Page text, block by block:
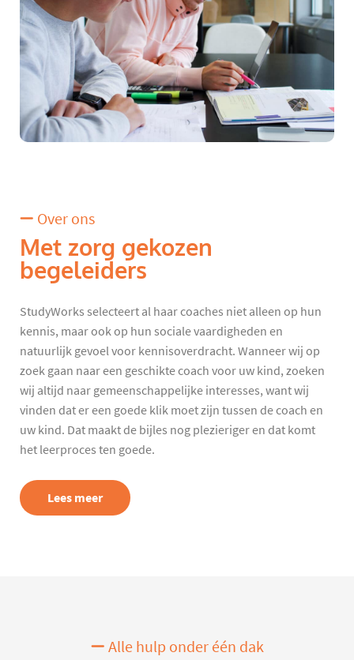
Over ons
Met zorg gekozen
begeleiders
StudyWorks selecteert al haar coaches niet alleen op hun
kennis, maar ook op hun sociale vaardigheden en
natuurlijk gevoel voor kennisoverdracht. Wanneer wij op
zoek gaan naar een geschikte coach voor uw kind, zoeken
wij altijd naar gemeenschappelijke interesses, want wij
vinden dat er een goede klik moet zijn tussen de coach en
uw kind. Dat maakt de bijles nog plezieriger en dat komt
het leerproces ten goede.
Lees meer
Alle hulp onder één dak